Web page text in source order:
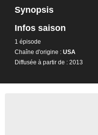
Synopsis
Infos saison
1 épisode
Chaîne d'origine : USA
Diffusée à partir de : 2013